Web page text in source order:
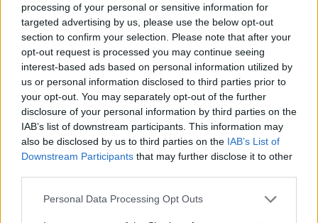
processing of your personal or sensitive information for
targeted advertising by us, please use the below opt-out
section to confirm your selection. Please note that after your
opt-out request is processed you may continue seeing
interest-based ads based on personal information utilized by
us or personal information disclosed to third parties prior to
your opt-out. You may separately opt-out of the further
disclosure of your personal information by third parties on the
IAB’s list of downstream participants. This information may
also be disclosed by us to third parties on the IAB’s List of
Downstream Participants that may further disclose it to other
Personal Data Processing Opt Outs